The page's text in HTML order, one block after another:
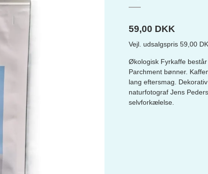
59,00 DKK
Vejl. udsalgspris 59,00
Økologisk Fyrkaffe
Parchment bønner.
lang eftersmag.
naturfotograf Jens
selvforkælelse.